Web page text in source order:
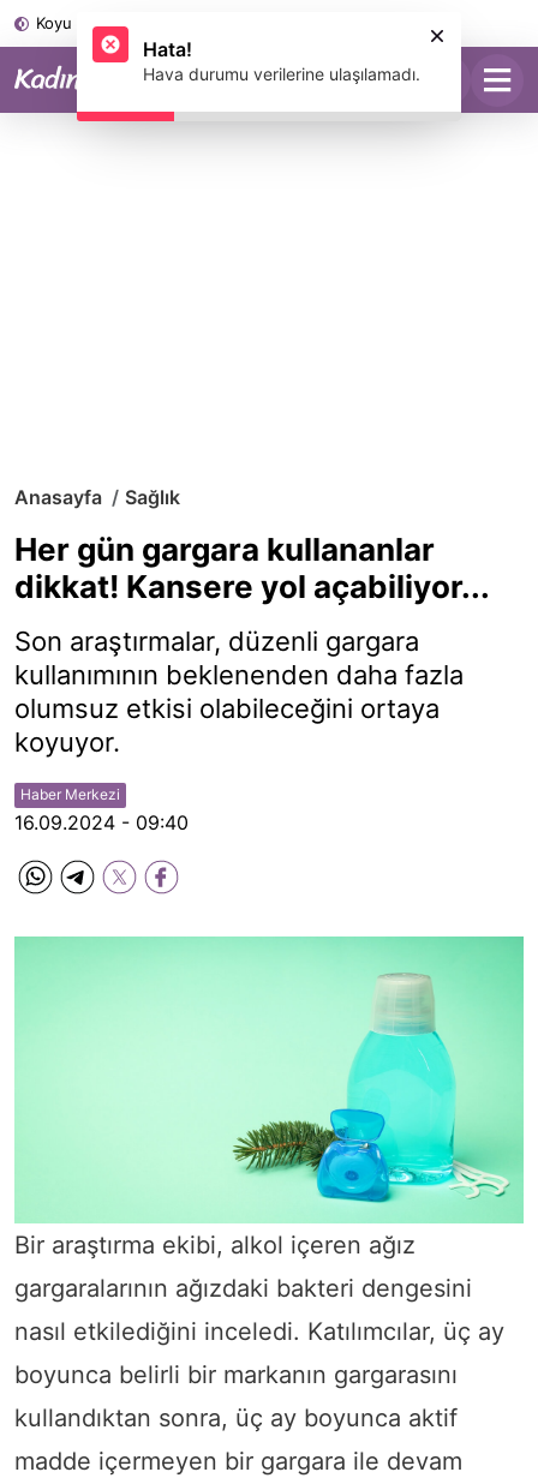
Koyu Mod
Anasayfa Sağlık
Her gün gargara kullananlar
dikkat! Kansere yol açabiliyor...
Son araştırmalar, düzenli gargara
kullanımının beklenenden daha fazla
olumsuz etkisi olabileceğini ortaya
koyuyor.
Haber Merkezi
16.09.2024 - 09:40
Bir araştırma ekibi, alkol içeren ağız
gargaralarının ağızdaki bakteri dengesini
nasıl etkilediğini inceledi. Katılımcılar, üç ay
boyunca belirli bir markanın gargarasını
kullandıktan sonra, üç ay boyunca aktif
madde içermeyen bir gargara ile devam
Hata!
Hava durumu verilerine ulaşılamadı.